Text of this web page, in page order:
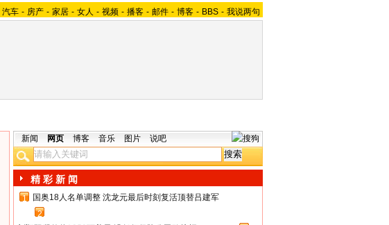
汽车 - 房产 - 家居 - 女人 - 视频 - 播客 - 邮件 - 博客 - BBS - 我说两句
新闻 网页 博客 音乐 图片 说吧
精 彩 新 闻
1
国奥18人名单调整 沈龙元最后时刻复活顶替吕建军
2